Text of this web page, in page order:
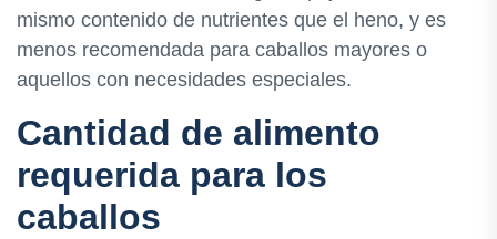
mismo contenido de nutrientes que el heno, y es
menos recomendada para caballos mayores o
aquellos con necesidades especiales.
Cantidad de alimento
requerida para los
caballos